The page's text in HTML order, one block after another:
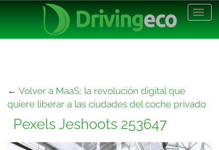
← Volver a MaaS: la revolución digital que
quiere liberar a las ciudades del coche privado
Pexels Jeshoots 253647